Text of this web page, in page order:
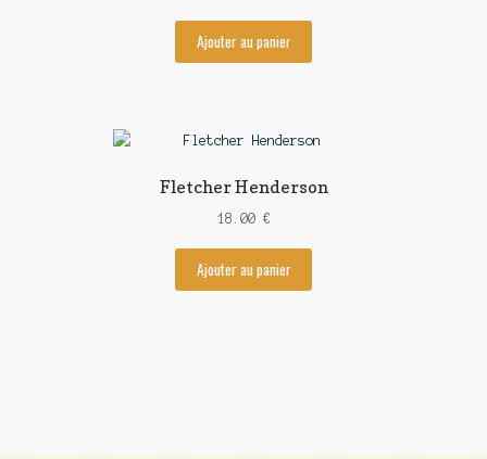
Ajouter au panier
Fletcher Henderson
18.00 €
Ajouter au panier